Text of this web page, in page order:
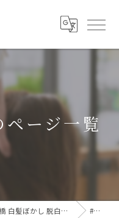
ージ一覧
千葉県船橋市の美容室ならHEARTS 船橋 白髪ぼかし 脱白髪染め #上質